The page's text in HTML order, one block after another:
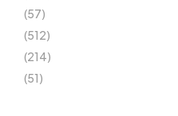
(57)
(512)
(214)
(51)